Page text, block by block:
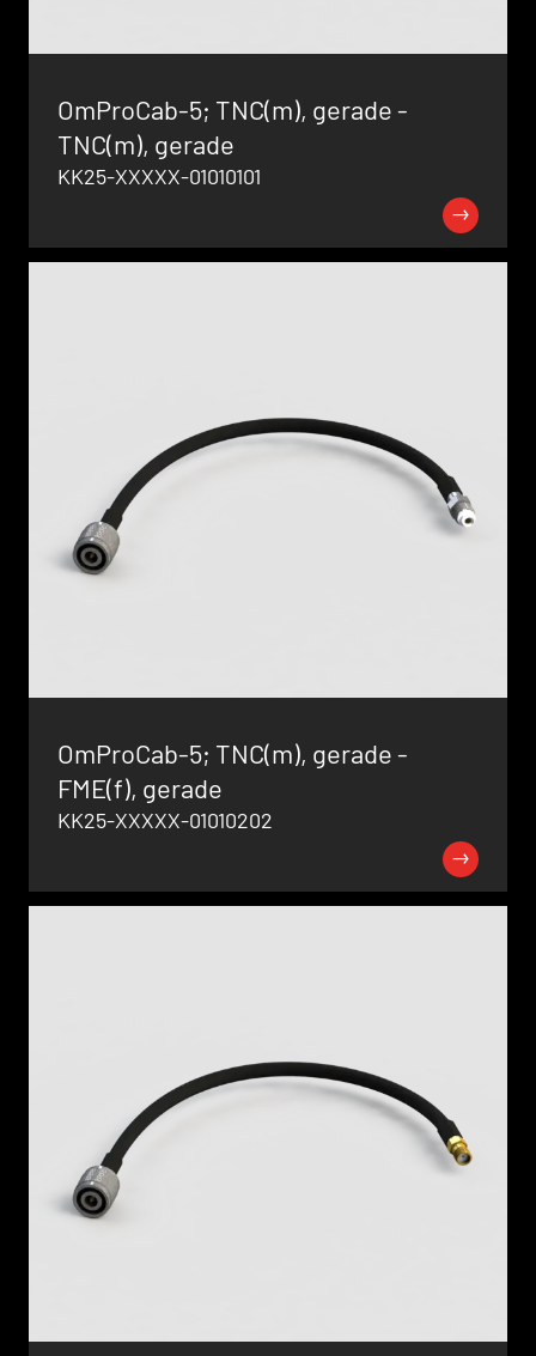
OmProCab-5; TNC(m), gerade -
TNC(m), gerade
KK25-XXXXX-01010101
OmProCab-5; TNC(m), gerade -
FME(f), gerade
KK25-XXXXX-01010202